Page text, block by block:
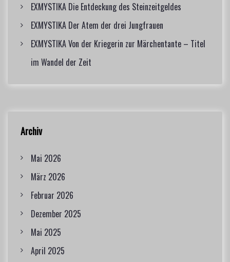
EXMYSTIKA Die Entdeckung des Steinzeitgeldes
EXMYSTIKA Der Atem der drei Jungfrauen
EXMYSTIKA Von der Kriegerin zur Märchentante – Titel
im Wandel der Zeit
Archiv
Mai 2026
März 2026
Februar 2026
Dezember 2025
Mai 2025
April 2025